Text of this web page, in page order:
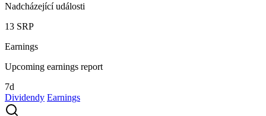
Nadcházející události
13 SRP
Earnings
Upcoming earnings report
7d
Dividendy Earnings